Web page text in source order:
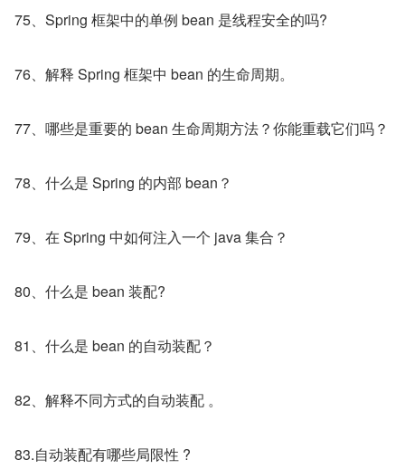
75、Spring 框架中的单例 bean 是线程安全的吗?
76、解释 Spring 框架中 bean 的生命周期。
77、哪些是重要的 bean 生命周期方法？你能重载它们吗？
78、什么是 Spring 的内部 bean？
79、在 Spring 中如何注入一个 java 集合？
80、什么是 bean 装配?
81、什么是 bean 的自动装配？
82、解释不同方式的自动装配 。
83.自动装配有哪些局限性 ?